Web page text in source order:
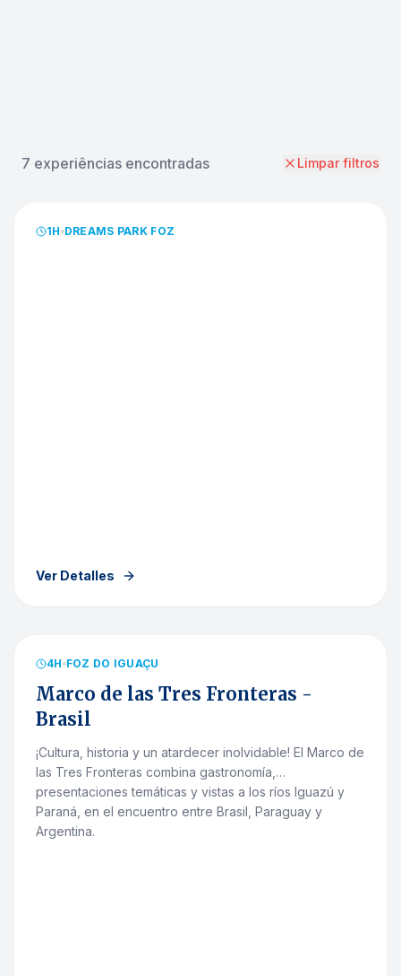
7 experiências encontradas Limpar filtros
R$119.99
EXCLUSIVO MUJERES
1H DREAMS PARK FOZ
Ver Detalles
EXCLUSIVO MUJERES
4H FOZ DO IGUAÇU
Marco de las Tres Fronteras -
Brasil
¡Cultura, historia y un atardecer inolvidable! El Marco de
las Tres Fronteras combina gastronomía,
presentaciones temáticas y vistas a los ríos Iguazú y
Paraná, en el encuentro entre Brasil, Paraguay y
Argentina.